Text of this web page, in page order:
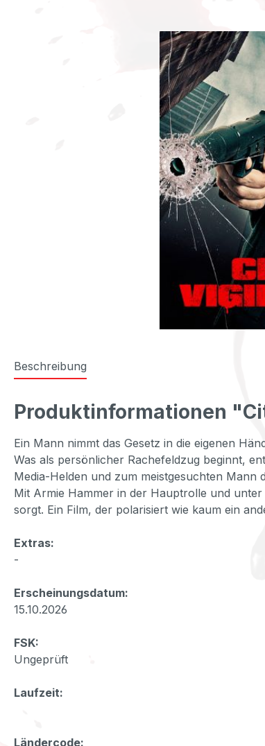
Beschreibung
Produktinformationen
Ein Mann nimmt das Gesetz in die eigenen
Was als persönlicher Rachefeldzug beginnt,
Media-Helden und zum meistgesuchten Mann
Mit Armie Hammer in der Hauptrolle und
sorgt. Ein Film, der polarisiert wie kaum ein
Extras:
-
Erscheinungsdatum:
15.10.2026
FSK:
Ungeprüft
Laufzeit:
Ländercode: